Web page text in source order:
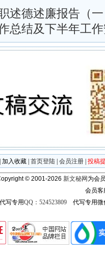
述德述廉报告（
总结及下半年工
加入收藏 首页登陆 会员注册 投稿
© 2001-2026 新文秘网 为会
会员
写专用QQ：524523809代写专用微